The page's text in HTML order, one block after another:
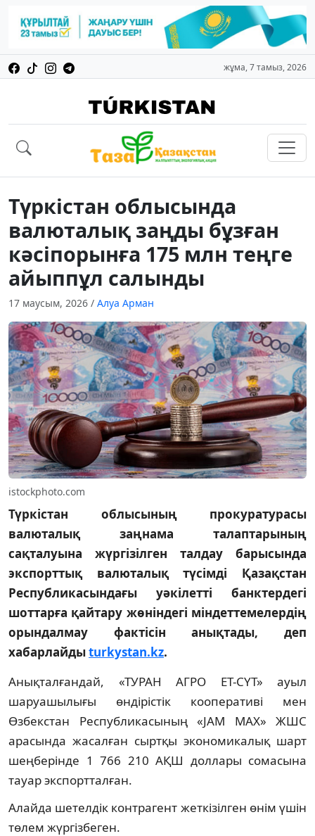
жұма, 7 тамыз, 2026
Түркістан облысында
валюталық заңды бұзған
кәсіпорынға 175 млн теңге
айыппұл салынды
17 маусым, 2026 / Алуа Арман
istockphoto.com
Түркістан облысының прокуратурасы
валюталық заңнама талаптарының
сақталуына жүргізілген талдау барысында
экспорттық валюталық түсімді Қазақстан
Республикасындағы уәкілетті банктердегі
шоттарға қайтару жөніндегі міндеттемелердің
орындалмау фактісін анықтады, деп
хабарлайдыturkystan.kz.
Анықталғандай, «ТУРАН АГРО ЕТ-СҮТ» ауыл
шаруашылығы өндірістік кооперативі мен
Өзбекстан Республикасының «JAM MAX» ЖШС
арасында жасалған сыртқы экономикалық шарт
шеңберінде 1 766 210 АҚШ доллары сомасына
тауар экспортталған.
Алайда шетелдік контрагент жеткізілген өнім үшін
төлем жүргізбеген.